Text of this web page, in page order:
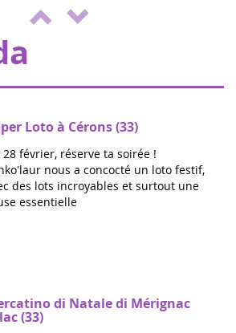
Vincent Thiébaut organisait avec
et Eva pour la vie le colloque "Dons
a beneficio di Eva pour la vie ed
a sostegno dei bambi...
Loto à Cérons (33)
28 février, réserve ta soirée !
nous a concocté un loto festif,
des lots incroyables et surtout une
essentielle
di Natale di Mérignac
(33)